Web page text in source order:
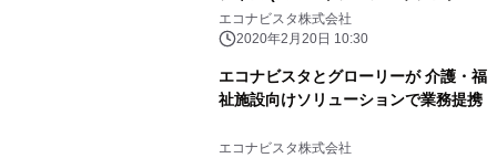
想)に着手
エコナビスタ株式会社
2020年2月20日 10:30
エコナビスタとグローリーが 介護・福
祉施設向けソリューションで業務提携
エコナビスタ株式会社